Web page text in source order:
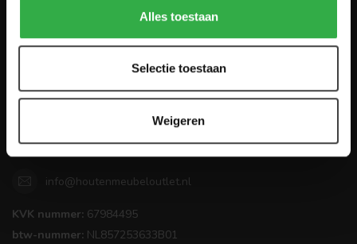
Alles toestaan
Selectie toestaan
Weigeren
Kwaliteitsmeubelen voor dumpprijzen
Nederland
info@houtenmeubeloutlet.nl
KVK nummer: 67984495
btw-nummer: NL857253633B01